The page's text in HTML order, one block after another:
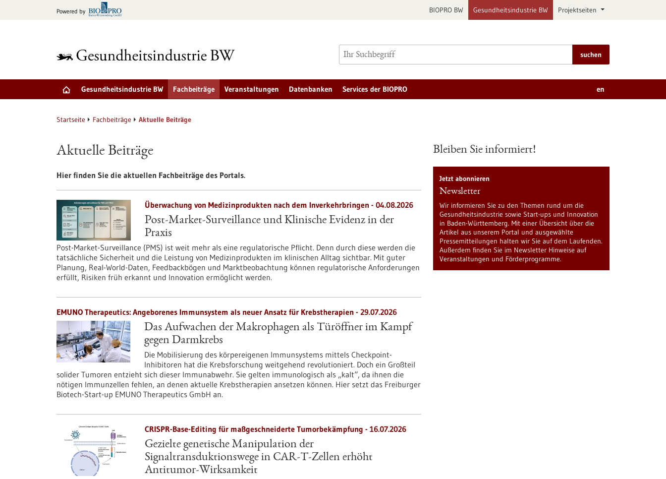
Powered by BIOPRO BW Gesundheitsindustrie BW Projektseiten
suchen
Gesundheitsindustrie BW Fachbeiträge Veranstaltungen Datenbanken Services der BIOPRO en
Startseite Fachbeiträge Aktuelle Beiträge
Aktuelle Beiträge
Hier finden Sie die aktuellen Fachbeiträge des Portals.
Überwachung von Medizinprodukten nach dem Inverkehrbringen - 04.08.2026
Post-Market-Surveillance und Klinische Evidenz in der
Praxis
Post-Market-Surveillance (PMS) ist weit mehr als eine regulatorische Pflicht. Denn durch diese werden die
tatsächliche Sicherheit und die Leistung von Medizinprodukten im klinischen Alltag sichtbar. Mit guter
Planung, Real-World-Daten, Feedbackbögen und Marktbeobachtung können regulatorische Anforderungen
erfüllt, Risiken früh erkannt und Innovation ermöglicht werden.
EMUNO Therapeutics: Angeborenes Immunsystem als neuer Ansatz für Krebstherapien - 29.07.2026
Das Aufwachen der Makrophagen als Türöffner im Kampf
gegen Darmkrebs
Die Mobilisierung des körpereigenen Immunsystems mittels Checkpoint-
Inhibitoren hat die Krebsforschung weitgehend revolutioniert. Doch ein Großteil
solider Tumoren entzieht sich dieser Immunabwehr. Sie gelten immunologisch als „kalt“, da ihnen die
nötigen Immunzellen fehlen, an denen aktuelle Krebstherapien ansetzen können. Hier setzt das Freiburger
Biotech-Start-up EMUNO Therapeutics GmbH an.
CRISPR-Base-Editing für maßgeschneiderte Tumorbekämpfung - 16.07.2026
Gezielte genetische Manipulation der
Signaltransduktionswege in CAR-T-Zellen erhöht
Antitumor-Wirksamkeit
Bleiben Sie informiert!
Jetzt abonnieren
Newsletter
Wir informieren Sie zu den Themen rund um die
Gesundheitsindustrie sowie Start-ups und Innovation
in Baden-Württemberg. Mit einer Übersicht über die
Artikel aus unserem Portal und ausgewählte
Pressemitteilungen halten wir Sie auf dem Laufenden.
Außerdem finden Sie im Newsletter Hinweise auf
Veranstaltungen und Förderprogramme.